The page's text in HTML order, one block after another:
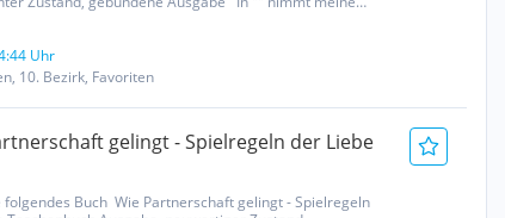
Uhr
10. Bezirk, Favoriten
gelingt - Spielregeln der Liebe
folgendes Buch Wie Partnerschaft gelingt - Spielregeln